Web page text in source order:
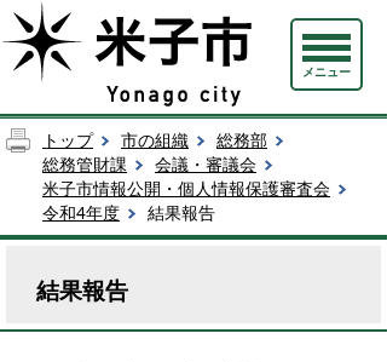
メニュー
トップ 市の組織
総務部
総務管財課
会議・審議会
米子市情報公開・個人情報保護審査会
令和4年度
結果報告
結果報告